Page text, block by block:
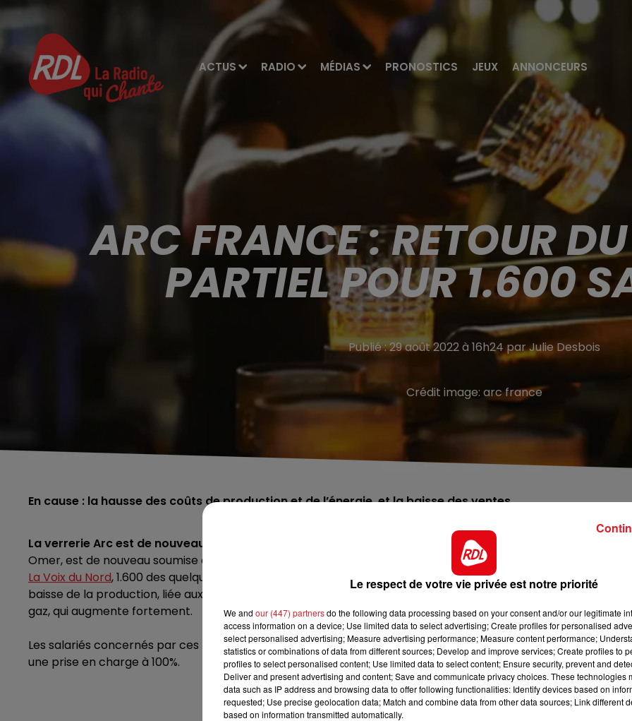
ACTUS RADIO MÉDIAS PRONOSTICS JEUX ANNONCEURS
7h00 - 10h00
RDL WEEK-END
10h00 - 12h00
RDL WEEKEND
ARC FRANCE : RETOUR
PARTIEL POUR 1.600
Publié : 29 août 2022 à 16h24 par Julie Desbois
Crédit image: arc france
En cause : la hausse des coûts de production et de l’énergie, et la baisse des ventes.
La verrerie Arc est de nouveau en difficulté en cette rentrée.
L’entreprise basée à Arques, près de Saint-
Omer, est de nouveau soumise à des mesures de chômage partiel à compter de ce jeudi 1er septembre, selon
La Voix du Nord, 1.600 des quelque 4.600 salariés vont devoir chômer deux jours par semaine. En cause : une
baisse de la production, liée aux ventres qui s’effondrent, mais aussi aux coûts de l’énergie, et notamment du
gaz, qui augmente fortement.
Les salariés concernés par ces mesures seront payés 84% du salaire net. Les syndicats, en colère, réclament
une prise en charge à 100%.
Le respect de votre vie privée est notre priorité
We and our (447) partnersdo the following data processing based on your consent and/or our legitimate
access information on a device; Use limited data to select advertising; Create profiles for personalised
select personalised advertising; Measure advertising performance; Measure content performance;
statistics or combinations of data from different sources; Develop and improve services; Create profiles to
profiles to select personalised content; Use limited data to select content; Ensure security, prevent and
Deliver and present advertising and content; Save and communicate privacy choices. These technologies
data such as IP address and browsing data to offer following functionalities: Identify devices based on
requested; Use precise geolocation data; Match and combine data from other data sources; Link different
based on information transmitted automatically.